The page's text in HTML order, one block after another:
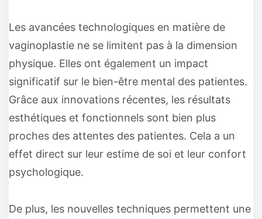
Les avancées technologiques en matière de
vaginoplastie ne se limitent pas à la dimension
physique. Elles ont également un impact
significatif sur le bien-être mental des patientes.
Grâce aux innovations récentes, les résultats
esthétiques et fonctionnels sont bien plus
proches des attentes des patientes. Cela a un
effet direct sur leur estime de soi et leur confort
psychologique.
De plus, les nouvelles techniques permettent une